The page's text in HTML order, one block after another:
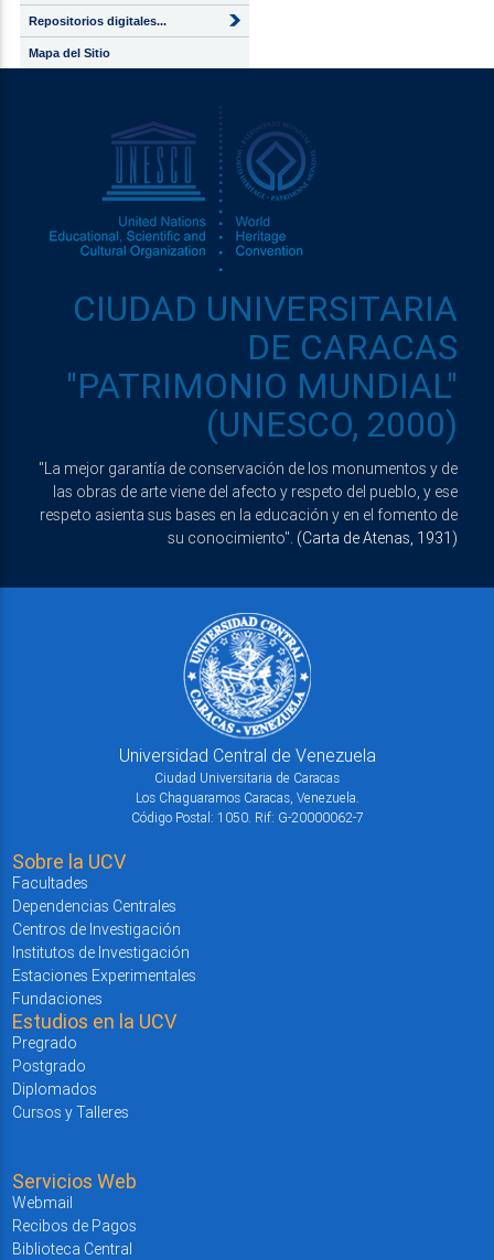
Repositorios digitales...
Mapa del Sitio
CIUDAD UNIVERSITARIA
DE CARACAS
"PATRIMONIO MUNDIAL"
(UNESCO, 2000)
"La mejor garantía de conservación de los monumentos y de
las obras de arte viene del afecto y respeto del pueblo, y ese
respeto asienta sus bases en la educación y en el fomento de
su conocimiento". (Carta de Atenas, 1931)
Universidad Central de Venezuela
Ciudad Universitaria de Caracas
Los Chaguaramos Caracas, Venezuela.
Código Postal: 1050. Rif: G-20000062-7
Sobre la UCV
Facultades
Dependencias Centrales
Centros de Investigación
Institutos de Investigación
Estaciones Experimentales
Fundaciones
Estudios en la UCV
Pregrado
Postgrado
Diplomados
Cursos y Talleres
Servicios Web
Webmail
Recibos de Pagos
Biblioteca Central